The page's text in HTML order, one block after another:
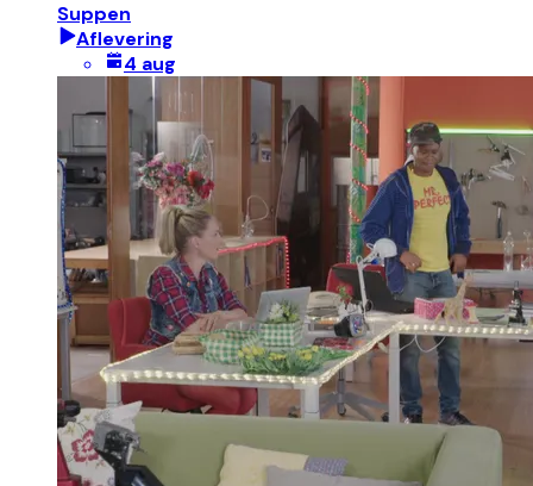
Suppen
Aflevering
4 aug